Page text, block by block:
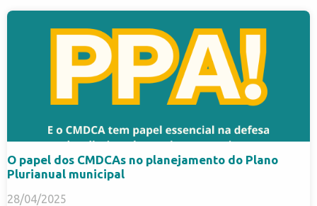
O papel dos CMDCAs no planejamento do Plano
Plurianual municipal
28/04/2025